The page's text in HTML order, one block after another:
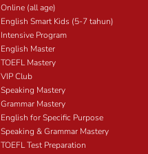
Online (all age)
English Smart Kids (5-7 tahun)
Intensive Program
English Master
TOEFL Mastery
VIP Club
Speaking Mastery
Grammar Mastery
English for Specific Purpose
Speaking & Grammar Mastery
TOEFL Test Preparation